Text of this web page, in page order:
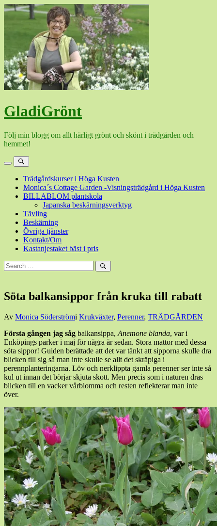
Hoppa
GladiGrönt
Följ min blogg om allt härligt grönt och skönt i trädgården och
hemmet!
MenySök
Trädgårdskurser i Höga Kusten
Monica´s Cottage Garden -Visningsträdgård i Höga Kusten
BILLABLOM plantskola
Japanska beskärningsverktyg
Tävling
Beskärning
Övriga tjänster
Kontakt/Om
Kastanjestaket bäst i pris
Sök
efter:
Sök
Söta balkansippor från kruka till rabatt
Den
mars,
201327
mars,
2013
Av Monica Söderströmi Krukväxter, Perenner, TRÄDGÅRDEN
Första gången jag såg balkansippa, Anemone blanda, var i
Enköpings parker i maj för några år sedan. Stora mattor med dessa
söta sippor! Guiden berättade att det var tänkt att sipporna skulle dra
blicken till sig så man inte skulle se allt det skräpiga i
perennplanteringarna. Löv och nerklippta gamla perenner ser inte så
kul ut innan det börjar skjuta skott. Men precis som i naturen dras
blicken till en vacker vårblomma och resten reflekterar man inte
över.